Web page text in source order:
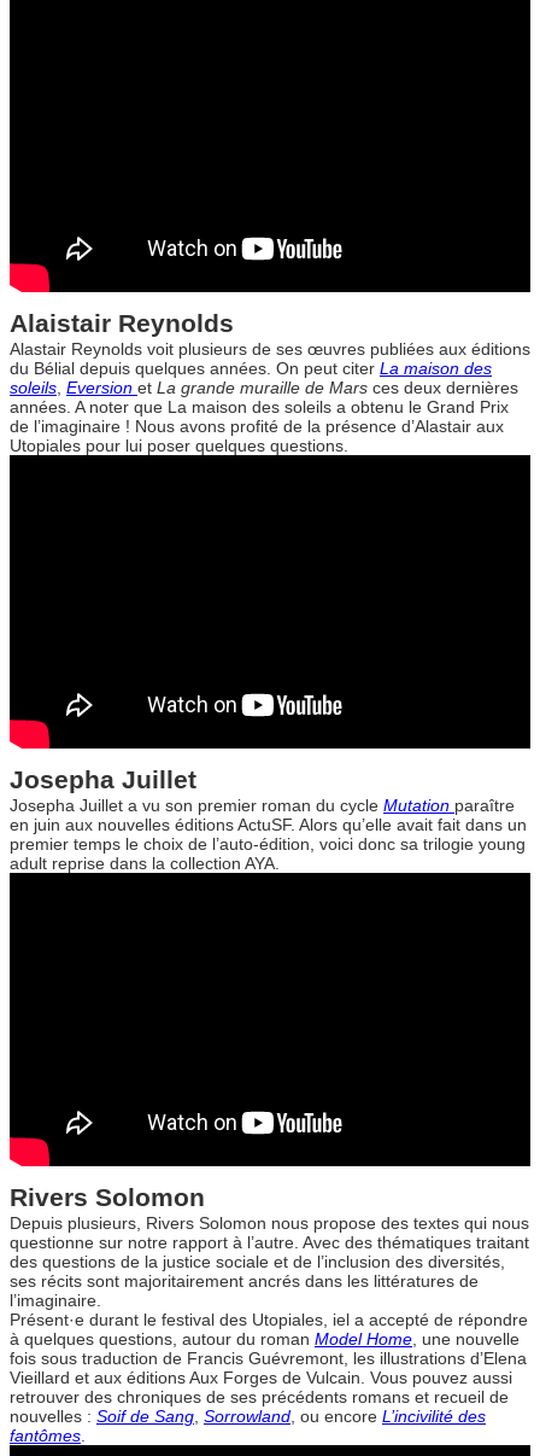
Alaistair Reynolds
Alastair Reynolds voit plusieurs de ses œuvres publiées aux éditions
du Bélial depuis quelques années. On peut citer La maison des
soleils Eversion et La grande muraille de Mars ces deux dernières
années. A noter que La maison des soleils a obtenu le Grand Prix
de l’imaginaire ! Nous avons profité de la présence d’Alastair aux
Utopiales pour lui poser quelques questions.
Josepha Juillet
Josepha Juillet a vu son premier roman du cycle Mutation paraître
en juin aux nouvelles éditions ActuSF. Alors qu’elle avait fait dans un
premier temps le choix de l’auto-édition, voici donc sa trilogie young
adult reprise dans la collection AYA.
Rivers Solomon
Depuis plusieurs, Rivers Solomon nous propose des textes qui nous
questionne sur notre rapport à l’autre. Avec des thématiques traitant
des questions de la justice sociale et de l’inclusion des diversités,
ses récits sont majoritairement ancrés dans les littératures de
l’imaginaire.
Présent·e durant le festival des Utopiales, iel a accepté de répondre
à quelques questions, autour du roman Model Home , une nouvelle
fois sous traduction de Francis Guévremont, les illustrations d’Elena
Vieillard et aux éditions Aux Forges de Vulcain. Vous pouvez aussi
retrouver des chroniques de ses précédents romans et recueil de
nouvelles : Soif de Sang Sorrowland , ou encore L’incivilité des
fantômes